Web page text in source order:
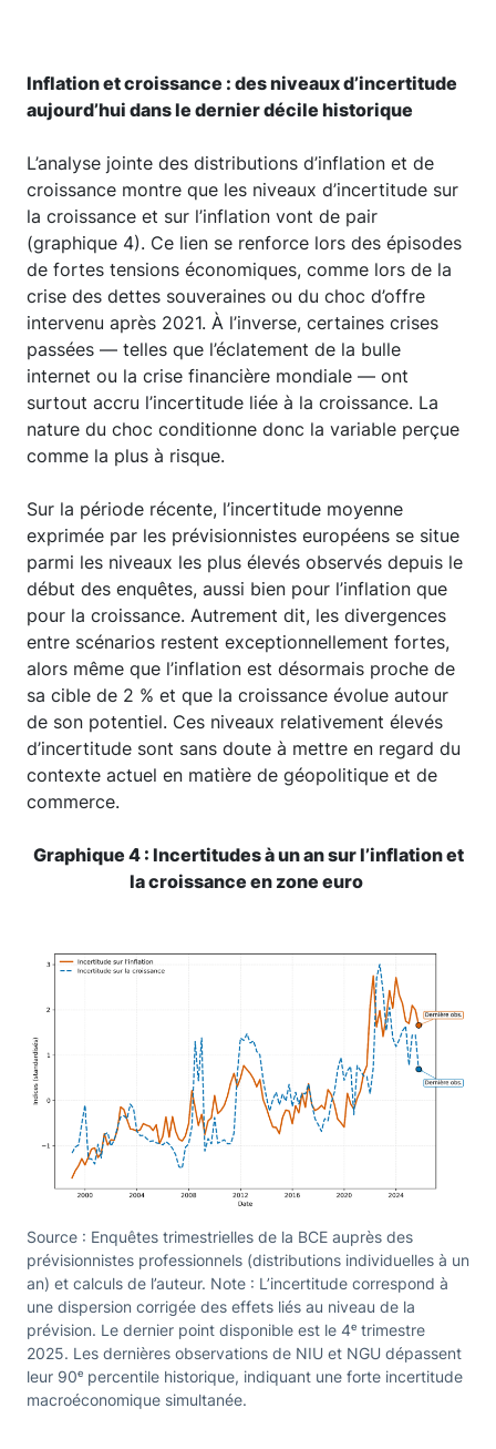
Inflation et croissance : des niveaux d’incertitude
aujourd’hui dans le dernier décile historique
L’analyse jointe des distributions d’inflation et de
croissance montre que les niveaux d’incertitude sur
la croissance et sur l’inflation vont de pair
(graphique 4). Ce lien se renforce lors des épisodes
de fortes tensions économiques, comme lors de la
crise des dettes souveraines ou du choc d’offre
intervenu après 2021. À l’inverse, certaines crises
passées — telles que l’éclatement de la bulle
internet ou la crise financière mondiale — ont
surtout accru l’incertitude liée à la croissance. La
nature du choc conditionne donc la variable perçue
comme la plus à risque.
Sur la période récente, l’incertitude moyenne
exprimée par les prévisionnistes européens se situe
parmi les niveaux les plus élevés observés depuis le
début des enquêtes, aussi bien pour l’inflation que
pour la croissance. Autrement dit, les divergences
entre scénarios restent exceptionnellement fortes,
alors même que l’inflation est désormais proche de
sa cible de 2 % et que la croissance évolue autour
de son potentiel. Ces niveaux relativement élevés
d’incertitude sont sans doute à mettre en regard du
contexte actuel en matière de géopolitique et de
commerce.
Graphique 4 : Incertitudes à un an sur l’inflation et
la croissance en zone euro
Source : Enquêtes trimestrielles de la BCE auprès des
prévisionnistes professionnels (distributions individuelles à un
an) et calculs de l’auteur. Note : L’incertitude correspond à
une dispersion corrigée des effets liés au niveau de la
prévision. Le dernier point disponible est le 4ᵉ trimestre
2025. Les dernières observations de NIU et NGU dépassent
leur 90ᵉ percentile historique, indiquant une forte incertitude
macroéconomique simultanée.